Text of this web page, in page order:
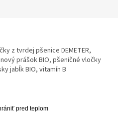
z tvrdej pšenice DEMETER,
prášok BIO, pšeničné vločky
jabĺk BIO, vitamín B
pred teplom